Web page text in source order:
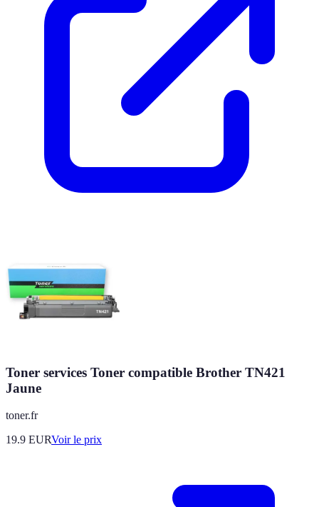
Toner services Toner compatible Brother TN421
Jaune
toner.fr
19.9 EURVoir le prix